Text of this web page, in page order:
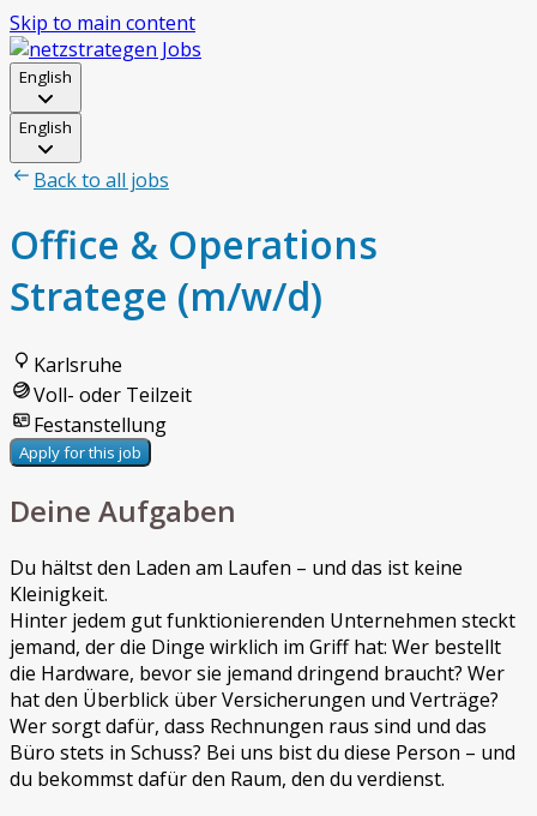
Skip to main content
English
English
Back to all jobs
Office & Operations
Stratege (m/w/d)
Karlsruhe
Voll- oder Teilzeit
Festanstellung
Apply for this job
Deine Aufgaben
Du hältst den Laden am Laufen – und das ist keine
Kleinigkeit.
Hinter jedem gut funktionierenden Unternehmen steckt
jemand, der die Dinge wirklich im Griff hat: Wer bestellt
die Hardware, bevor sie jemand dringend braucht? Wer
hat den Überblick über Versicherungen und Verträge?
Wer sorgt dafür, dass Rechnungen raus sind und das
Büro stets in Schuss? Bei uns bist du diese Person – und
du bekommst dafür den Raum, den du verdienst.